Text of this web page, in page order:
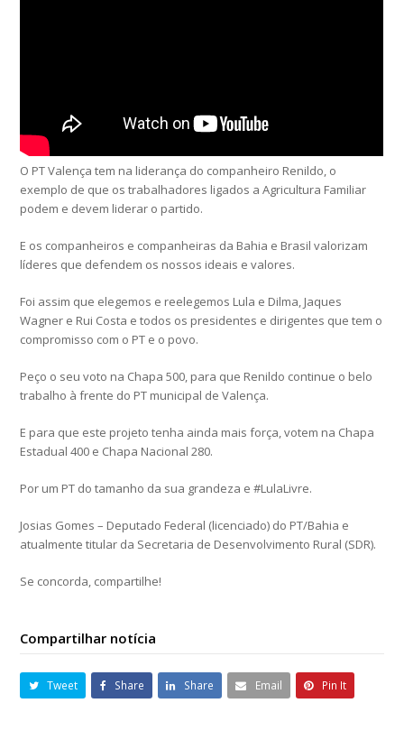
O PT Valença tem na liderança do companheiro Renildo, o
exemplo de que os trabalhadores ligados a Agricultura Familiar
podem e devem liderar o partido.
E os companheiros e companheiras da Bahia e Brasil valorizam
líderes que defendem os nossos ideais e valores.
Foi assim que elegemos e reelegemos Lula e Dilma, Jaques
Wagner e Rui Costa e todos os presidentes e dirigentes que tem o
compromisso com o PT e o povo.
Peço o seu voto na Chapa 500, para que Renildo continue o belo
trabalho à frente do PT municipal de Valença.
E para que este projeto tenha ainda mais força, votem na Chapa
Estadual 400 e Chapa Nacional 280.
Por um PT do tamanho da sua grandeza e #LulaLivre.
Josias Gomes – Deputado Federal (licenciado) do PT/Bahia e
atualmente titular da Secretaria de Desenvolvimento Rural (SDR).
Se concorda, compartilhe!
Compartilhar notícia
Tweet Share Share Email Pin It